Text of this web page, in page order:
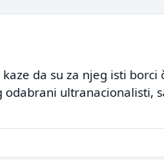
da su za njeg isti borci
odabrani ultranacionalisti,